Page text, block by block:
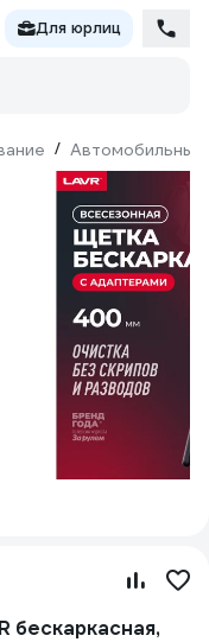
Для юрлиц
/ Автомобильные
бескаркасная,